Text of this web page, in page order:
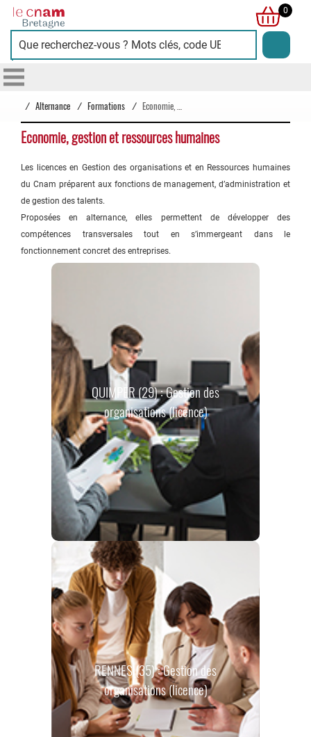
Cnam
Bretagne
0
/ Alternance / Formations /
Economie, gestion et ressources humaines
Les licences en Gestion des organisations et en Ressources humaines
du Cnam préparent aux fonctions de management, d’administration et
de gestion des talents.
Proposées en alternance, elles permettent de développer des
compétences transversales tout en s’immergeant dans le
fonctionnement concret des entreprises.
QUIMPER (29) : Gestion des
organisations (licence)
RENNES (35) : Gestion des
organisations (licence)